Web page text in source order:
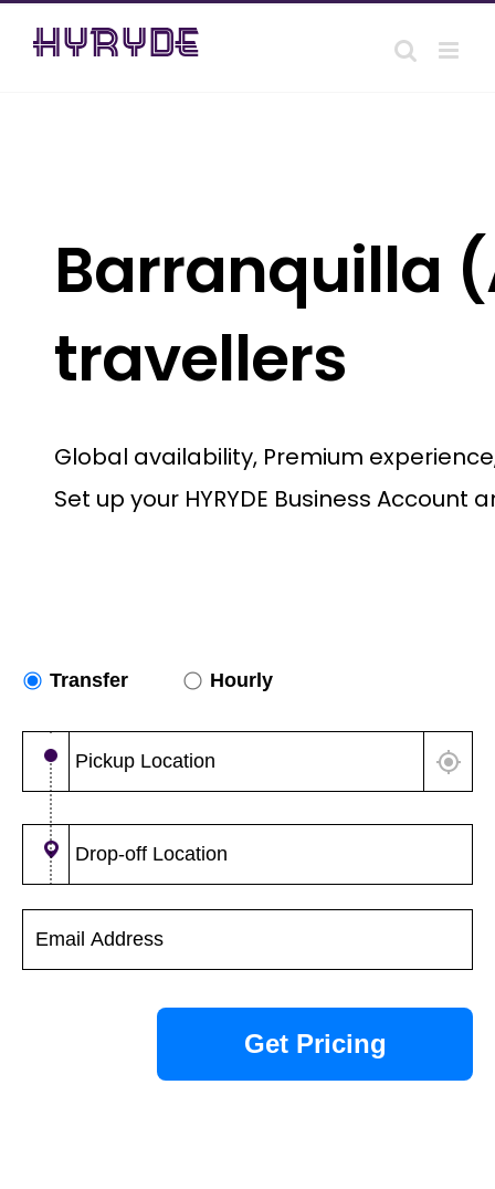
Skip
Barranquilla
travellers
Global availability, Premium
Set up your HYRYDE Business